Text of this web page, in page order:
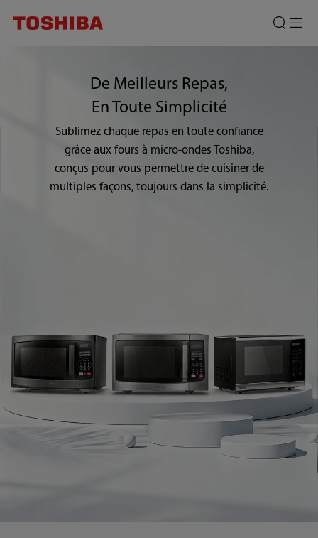
De Meilleurs Repas,
En Toute Simplicité
Sublimez chaque repas en toute confiance
grâce aux fours à micro-ondes Toshiba,
conçus pour vous permettre de cuisiner de
multiples façons, toujours dans la simplicité.